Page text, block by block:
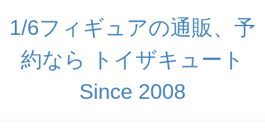
1/6フィギュアの通販、予
約なら トイザキュート
Since 2008